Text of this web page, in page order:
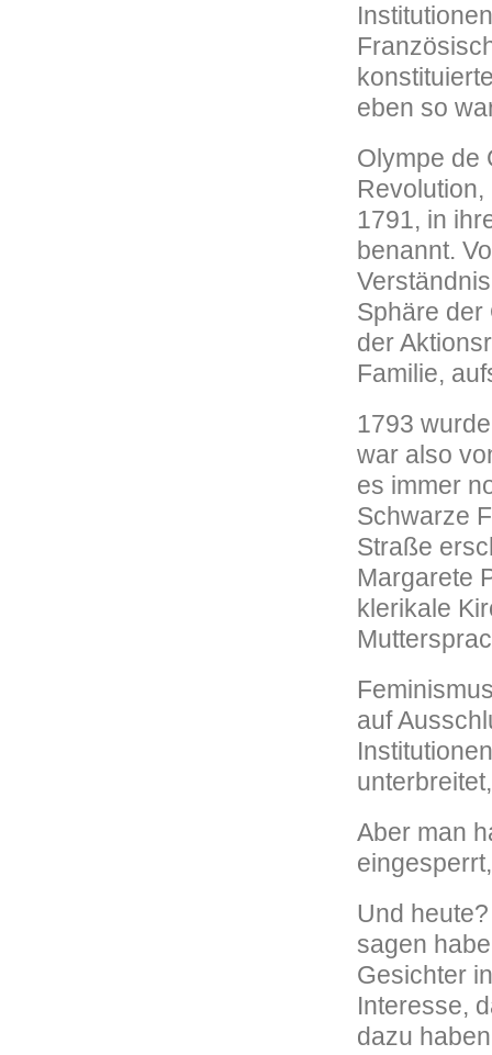
eben so
Olympe de
1791, in
benannt.
Sphäre der
der
Familie,
1793
war also
es immer
Schwarze
Straße
Margarete
klerikale
auf
Aber man
Und
sagen
Gesichter
Interesse,
dazu